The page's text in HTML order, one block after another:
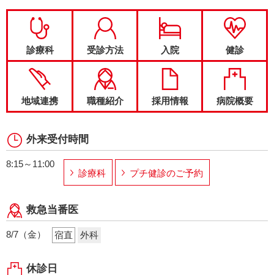
診療科 受診方法 入院 健診
地域連携 職種紹介 採用情報 病院概要
外来受付時間
8:15～11:00
診療科
プチ健診のご予約
救急当番医
8/7（金） 宿直 外科
休診日